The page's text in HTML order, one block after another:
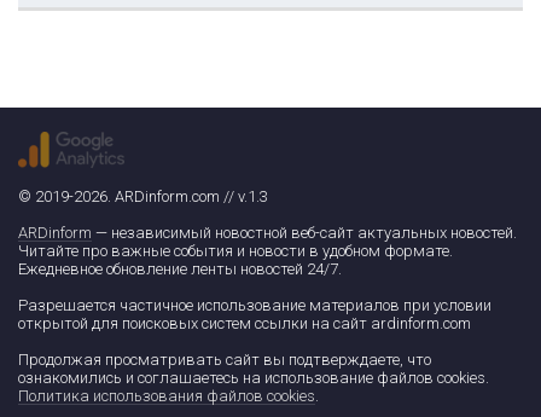
© 2019-2026. ARDinform.com // v.1.3
ARDinform — независимый новостной веб-сайт актуальных новостей.
Читайте про важные события и новости в удобном формате.
Ежедневное обновление ленты новостей 24/7.
Разрешается частичное использование материалов при условии
открытой для поисковых систем ссылки на сайт ardinform.com
Продолжая просматривать сайт вы подтверждаете, что
ознакомились и соглашаетесь на использование файлов cookies.
Политика использования файлов cookies.